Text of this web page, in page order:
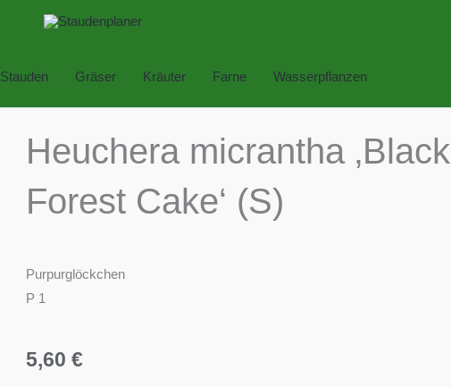
Stauden Gräser Kräuter Farne Wasserpflanzen
Heuchera micrantha ‚Black
Forest Cake‘ (S)
Purpurglöckchen
P 1
5,60 €